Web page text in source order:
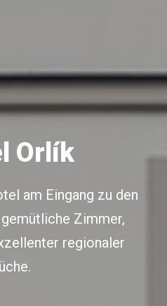
Orlík
am Eingang zu den
Zimmer,
regionaler